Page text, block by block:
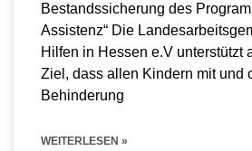
Bestandssicherung des
Assistenz“ Die
Hilfen in Hessen e.V unterstützt
Ziel, dass allen Kindern mit und
Behinderung
WEITERLESEN »